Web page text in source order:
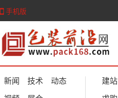
手机版
新闻 技术
动态
建站